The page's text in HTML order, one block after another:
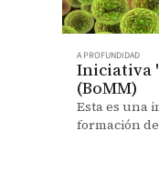
A PROFUNDIDAD
Iniciativa
(BoMM)
Esta es una
formación